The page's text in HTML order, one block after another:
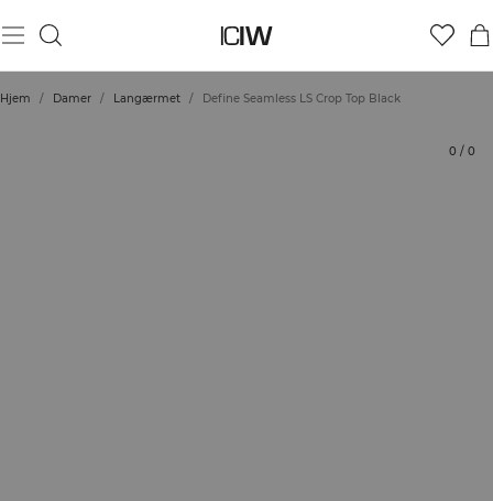
Hjem / Damer / Langærmet / Define Seamless LS Crop Top Black
0 / 0